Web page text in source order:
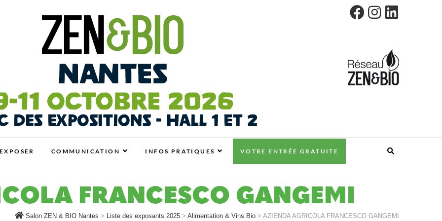
BIO, BIEN-ÊTRE ET HABITAT SAIN
EXPOSER COMMUNICATION INFOS PRATIQUES VOTRE ENTRÉE GRATUITE
FRANCESCO GANGEMI
Salon ZEN & BIO Nantes > Liste des exposants 2025 > Alimentation & Vins Bio > AZIENDA AGRICOLA FRANCESCO GANGEMI